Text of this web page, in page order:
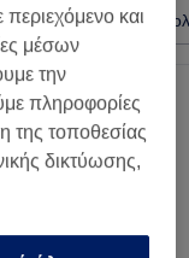
Προσφορές
Περιστέρι, Αττική
και
μέσων
την
πληροφορίες
της τοποθεσίας
δικτύωσης,